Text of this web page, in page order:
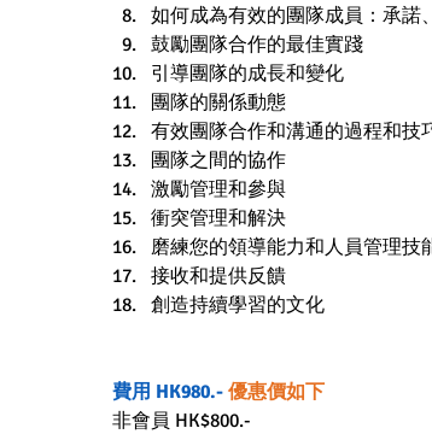
如何成為有效的團隊成員：承諾
鼓勵團隊合作的最佳實踐
引導團隊的成長和變化
團隊的關係動態
有效團隊合作和溝通的過程和技
團隊之間的協作
激勵管理和參與
衝突管理和解決
磨練您的領導能力和人員管理技
接收和提供反饋
創造持續學習的文化
費用 HK980.- 優惠價如下
非會員 HK$800.-